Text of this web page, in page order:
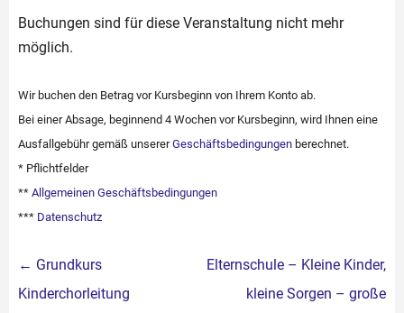
Buchungen sind für diese Veranstaltung nicht mehr
möglich.
Wir buchen den Betrag vor Kursbeginn von Ihrem Konto ab.
Bei einer Absage, beginnend 4 Wochen vor Kursbeginn, wird Ihnen eine
Ausfallgebühr gemäß unsererGeschäftsbedingungen berechnet.
* Pflichtfelder
** Allgemeinen Geschäftsbedingungen
*** Datenschutz
Beitragsnavigation
← Grundkurs
Kinderchorleitung
Elternschule – Kleine Kinder,
kleine Sorgen – große